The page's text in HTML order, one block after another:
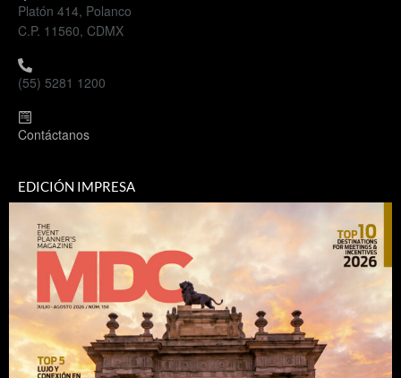
Platón 414, Polanco
C.P. 11560, CDMX
(55) 5281 1200
Contáctanos
EDICIÓN IMPRESA